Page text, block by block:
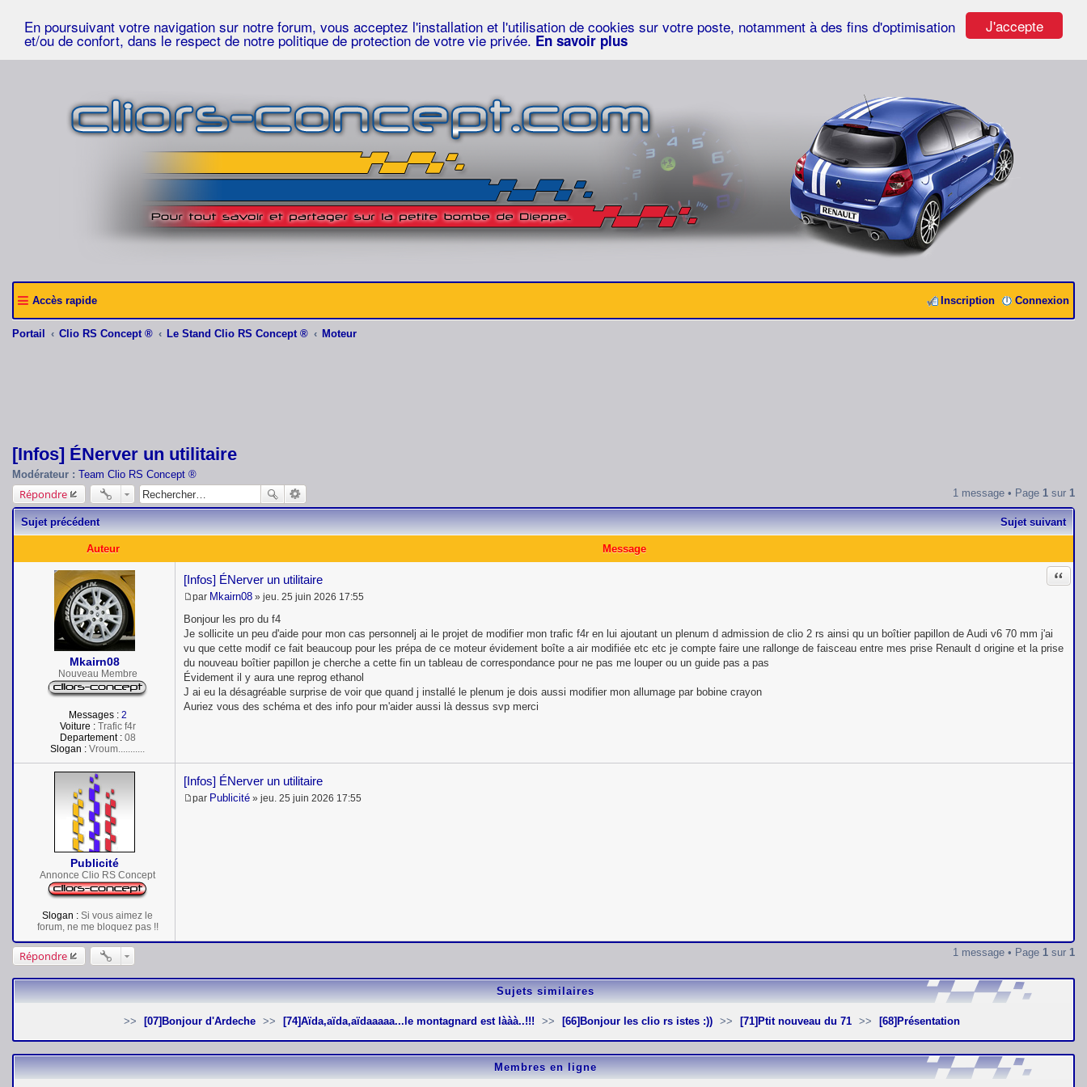
J'accepte
En poursuivant votre navigation sur notre forum, vous acceptez l'installation et l'utilisation de cookies sur votre poste, notamment à des fins d'optimisation
et/ou de confort, dans le respect de notre politique de protection de votre vie privée. En savoir plus
Accès rapide Connexion
Inscription
Portail Clio RS Concept ® Le Stand Clio RS Concept ® Moteur
[Infos] ÉNerver un utilitaire
Modérateur : Team Clio RS Concept ®
Répondre 1 message • Page 1 sur 1
Sujet précédent Sujet suivant
Auteur Message
Mkairn08
Nouveau Membre
Messages : 2
Voiture :Trafic f4r
Departement :08
Slogan : Vroum...........
[Infos] ÉNerver un utilitaire
M
e
s
a
g
e
par Mkairn08 » jeu. 25 juin 2026 17:55
Bonjour les pro du f4
Je sollicite un peu d'aide pour mon cas personnelj ai le projet de modifier mon trafic f4r en lui ajoutant un plenum d admission de clio 2 rs ainsi qu un boîtier papillon de Audi v6 70 mm j'ai
vu que cette modif ce fait beaucoup pour les prépa de ce moteur évidement boîte a air modifiée etc etc je compte faire une rallonge de faisceau entre mes prise Renault d origine et la prise
du nouveau boîtier papillon je cherche a cette fin un tableau de correspondance pour ne pas me louper ou un guide pas a pas
Évidement il y aura une reprog ethanol
J ai eu la désagréable surprise de voir que quand j installé le plenum je dois aussi modifier mon allumage par bobine crayon
Auriez vous des schéma et des info pour m'aider aussi là dessus svp merci
Publicité
Annonce Clio RS Concept
Slogan : Si vous aimez le
forum, ne me bloquez pas !!
[Infos] ÉNerver un utilitaire
M
par Publicité » jeu. 25 juin 2026 17:55
Répondre 1 message • Page 1 sur 1
Sujets similaires
[07]Bonjour d'Ardeche [74]Aïda,aïda,aïdaaaaa...le montagnard est lààà..!!! [66]Bonjour les clio rs istes :)) [71]Ptit nouveau du 71 [68]Présentation
Membres en ligne